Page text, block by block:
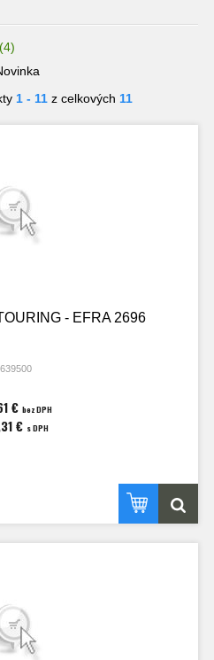
(4)
1 - 11 z celkových 11
- EFRA 2696
639500
€ bez DPH
€ s DPH